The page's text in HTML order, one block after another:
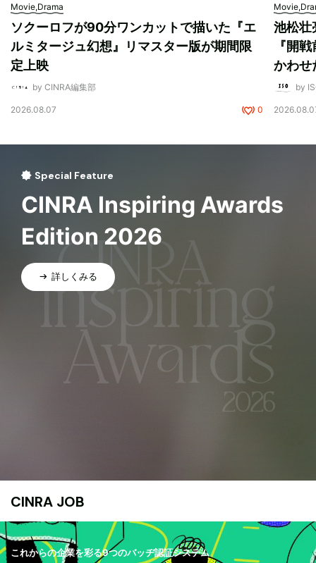
Movie,Drama
ソクーロフが90分ワンカットで描いた『エ
ルミタージュ幻想』リマスター版が期間限
定上映
by CINRA編集部
2026.08.07 0
池松壮
『開
かわせ
by
Special Feature
CINRA Inspiring Awards
Edition 2026
詳しくみる
CINRA JOB
これからの企業を彩る9つのバッヂ認証システム